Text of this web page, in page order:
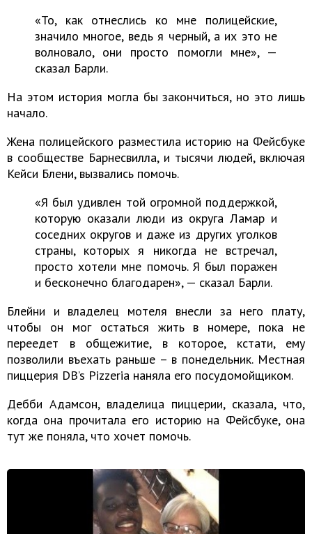
«То, как отнеслись ко мне полицейские,
значило многое, ведь я черный, а их это не
волновало, они просто помогли мне», —
сказал Барли.
На этом история могла бы закончиться, но это лишь
начало.
Жена полицейского разместила историю на Фейсбуке
в сообществе Барнесвилла, и тысячи людей, включая
Кейси Блени, вызвались помочь.
«Я был удивлен той огромной поддержкой,
которую оказали люди из округа Ламар и
соседних округов и даже из других уголков
страны, которых я никогда не встречал,
просто хотели мне помочь. Я был поражен
и бесконечно благодарен», — сказал Барли.
Блейни и владелец мотеля внесли за него плату,
чтобы он мог остаться жить в номере, пока не
переедет в общежитие, в которое, кстати, ему
позволили въехать раньше – в понедельник. Местная
пиццерия DB’s Pizzeria наняла его посудомойщиком.
Дебби Адамсон, владелица пиццерии, сказала, что,
когда она прочитала его историю на Фейсбуке, она
тут же поняла, что хочет помочь.